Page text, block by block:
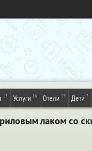
13 Услуги 16 Отели 19 Дети 7
лаком со